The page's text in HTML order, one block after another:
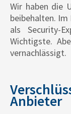
Wir haben die
beibehalten. Im
als Security-
Wichtigste.
vernachlässigt.
Anbieter